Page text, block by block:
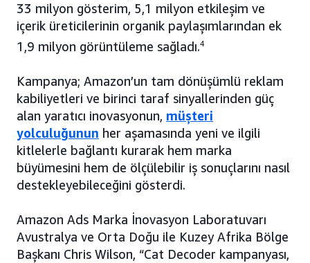
33 milyon gösterim, 5,1 milyon etkileşim ve
içerik üreticilerinin organik paylaşımlarından ek
1,9 milyon görüntüleme sağladı.4
Kampanya; Amazon’un tam dönüşümlü reklam
kabiliyetleri ve birinci taraf sinyallerinden güç
alan yaratıcı inovasyonun, müşteri
yolculuğunun her aşamasında yeni ve ilgili
kitlelerle bağlantı kurarak hem marka
büyümesini hem de ölçülebilir iş sonuçlarını nasıl
destekleyebileceğini gösterdi.
Amazon Ads Marka İnovasyon Laboratuvarı
Avustralya ve Orta Doğu ile Kuzey Afrika Bölge
Başkanı Chris Wilson, “Cat Decoder kampanyası,